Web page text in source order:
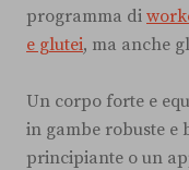
programma di
e glutei, ma anche
Un corpo forte e
in gambe robuste e
principiante o un